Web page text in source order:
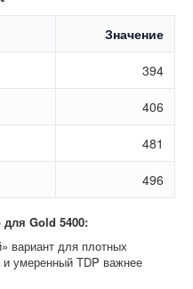
Значение
394
406
481
496
Gold 5400:
вариант для плотных
и умеренный TDP важнее